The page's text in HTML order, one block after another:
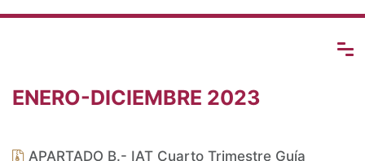
ENERO-DICIEMBRE 2023
APARTADO B.- IAT Cuarto Trimestre Guía